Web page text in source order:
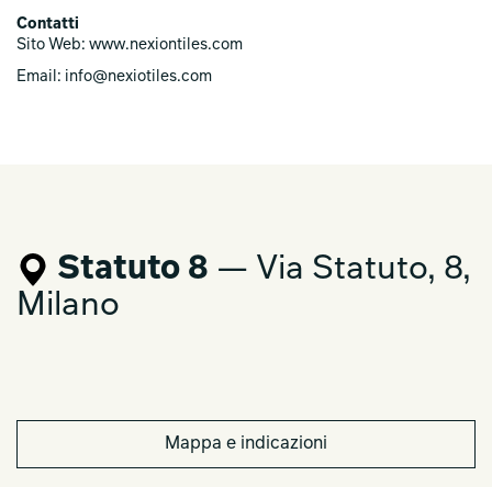
realizzazione di superfici di grande valore estetico e
progettuale, espressione di una sensibilità profondamente
Contatti
Sito Web: www.nexiontiles.com
Email: info@nexiotiles.com
Statuto 8 — Via Statuto, 8,
Milano
Mappa e indicazioni